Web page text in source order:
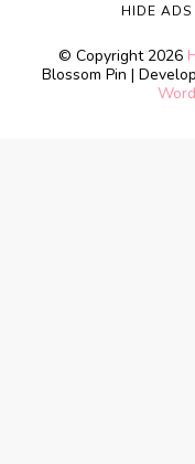
© Copyright 2026
Blossom Pin |
HIDE ADS